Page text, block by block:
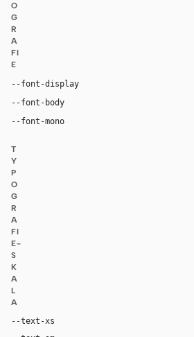
O
G
R
A
FI
E
--font-display
--font-body
--font-mono
T
Y
P
O
G
R
A
FI
E-
S
K
A
L
A
--text-xs